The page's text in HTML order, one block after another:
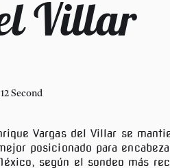
Villar
Second
Vargas del Villar se
posicionado para
según el sondeo más